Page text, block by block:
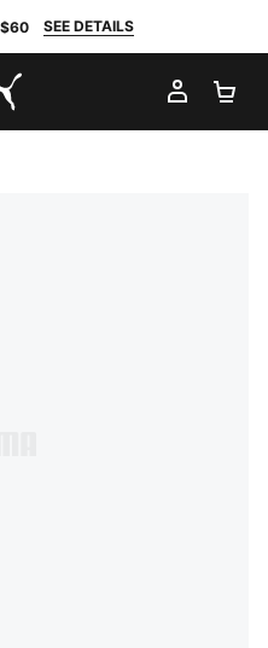
$60 SEE DETAILS
MI